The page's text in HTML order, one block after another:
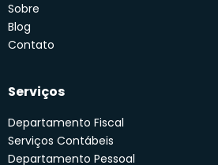
Sobre
Blog
Contato
Serviços
Departamento Fiscal
Serviços Contábeis
Departamento Pessoal